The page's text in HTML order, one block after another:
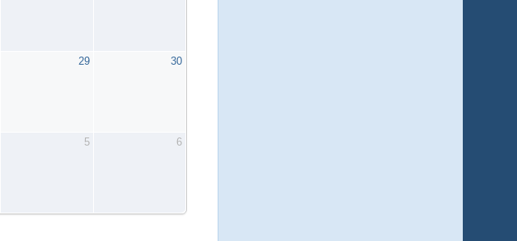
29 30
5 6